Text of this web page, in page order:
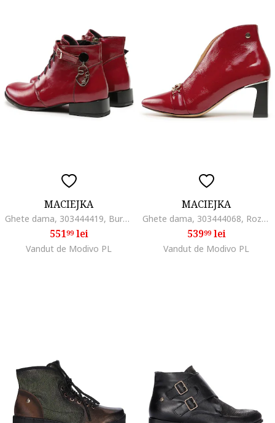
MACIEJKA
Ghete dama, 303444419, Burgundia, Piele intoarsa, Visiniu
55199lei
Vandut de Modivo PL
MACIEJKA
Ghete dama, 303444068, Roz, Piele intoarsa, Roz
53999lei
Vandut de Modivo PL